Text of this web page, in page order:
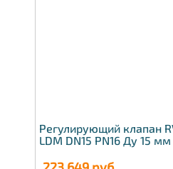
Регулирующий клапан
LDM DN15 PN16 Ду 15 мм